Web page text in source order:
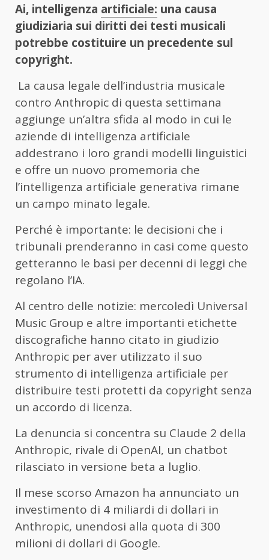
Ai, intelligenza artificiale: una causa
giudiziaria sui diritti dei testi musicali
potrebbe costituire un precedente sul
copyright.
La causa legale dell’industria musicale
contro Anthropic di questa settimana
aggiunge un’altra sfida al modo in cui le
aziende di intelligenza artificiale
addestrano i loro grandi modelli linguistici
e offre un nuovo promemoria che
l’intelligenza artificiale generativa rimane
un campo minato legale.
Perché è importante: le decisioni che i
tribunali prenderanno in casi come questo
getteranno le basi per decenni di leggi che
regolano l’IA.
Al centro delle notizie: mercoledì Universal
Music Group e altre importanti etichette
discografiche hanno citato in giudizio
Anthropic per aver utilizzato il suo
strumento di intelligenza artificiale per
distribuire testi protetti da copyright senza
un accordo di licenza.
La denuncia si concentra su Claude 2 della
Anthropic, rivale di OpenAI, un chatbot
rilasciato in versione beta a luglio.
Il mese scorso Amazon ha annunciato un
investimento di 4 miliardi di dollari in
Anthropic, unendosi alla quota di 300
milioni di dollari di Google.